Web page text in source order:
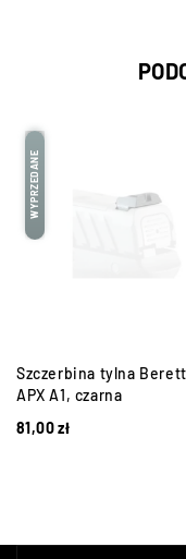
WYPRZEDANE
Szczerbina tylna
APX A1, czarna
81,00zł